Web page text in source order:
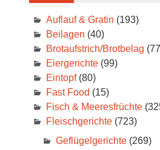
Auflauf & Gratin (193)
Beilagen (40)
Brotaufstrich/Brotbelag
Eiergerichte(99)
Eintopf(80)
Fast Food (15)
Fisch & Meeresfrüchte
Fleischgerichte(723)
Geflügelgerichte(269)